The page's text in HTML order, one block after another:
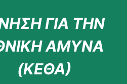
ΓΙΑ ΤΗΝ
ΑΜΥΝΑ
(ΚΕΘΑ)